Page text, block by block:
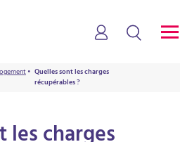
• Quelles sont les charges
récupérables ?